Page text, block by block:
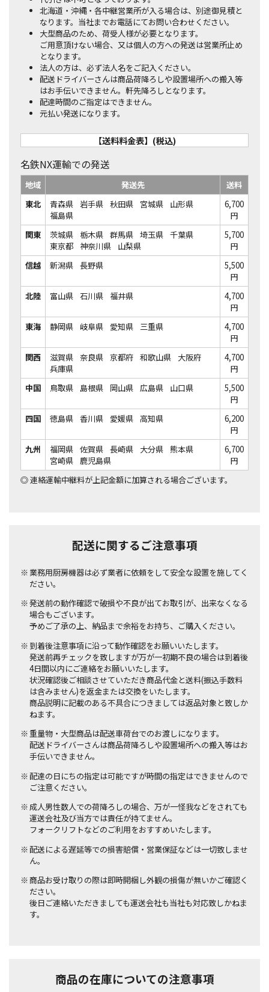
北海道・沖縄・各中継営業所が入る場合は、別途御見積と
なります。当社までお電話にてお問い合わせください。
大型商品のため、荷受人様が必要となります。
ご用意頂けない場合、又は個人の方への発送は営業所止め
となります。
法人の方は、必ず法人名をご記入ください。
配送ドライバーさんは商品荷降ろしや設置場所への搬入等
はお手伝いできません。軒先降ろしとなります。
配達時間のご指定はできません。
元払い発送になります。
【送料料金表】(税込)
名鉄NX運輸での発送
地域 発送先
送料
東北
青森県 岩手県 秋田県 宮城県
山形県
福島県
6,700
円
関東
茨城県 栃木県 群馬県 埼玉県 千葉県
東京都
神奈川県 山梨県
5,700
円
信越
新潟県 長野県
5,500
円
北陸
富山県 石川県 福井県
4,700
円
東海
静岡県 岐阜県 愛知県 三重県
4,700
円
関西
滋賀県 奈良県 京都府 和歌山県
大阪府
兵庫県
4,700
円
中国
鳥取県 島根県 岡山県 広島県 山口県
5,500
円
四国
徳島県 香川県 愛媛県 高知県
6,200
円
九州
福岡県 佐賀県 長崎県 大分県 熊本県
宮崎県 鹿児島県
6,700
円
◎連絡運輸中継料が上記金額に加算される場合ございます。
配送に関するご注意事項
業務用厨房機器は必ず業者に依頼をして安全な設置を施してく
ださい。
発送前の動作確認で破損や不良が出てお取引が、出来なくなる
場合もございます。
予めご了承の上、納品まで余裕をお持ち、ご購入ください。
到着後注意事項に沿って動作確認をお願いいたします。
発送前再チェックを致しますが万が一初期不良の場合は到着後
4日間以内にご連絡をお願いいたします。
状況確認後ご相談させていただき商品代金と送料(振込手数料
は含みません)を返金または交換をいたします。
商品説明に記載のある不具合につきましては返品対象と致しか
ねます。
重量物・大型商品は配送車荷台でのお渡しになります。
配送ドライバーさんは商品荷降ろしや設置場所への搬入等はお
手伝いできません。
配達の日にちの指定は可能ですが時間の指定はできませんので
ご注意ください。
成人男性数人での荷降ろしの場合、万が一怪我などをされても
運送会社及び当方では責任が持てません。
フォークリフトなどのご利用をおすすめいたします。
配送による遅延等での損害賠償・営業保証などは一切致しませ
ん。
商品お受け取りの際は即時開梱し外観の損傷が無いかご確認く
ださい。
後日ご連絡いただきましても運送会社も当社も対応致しかねま
す。
商品の在庫についての注意事項